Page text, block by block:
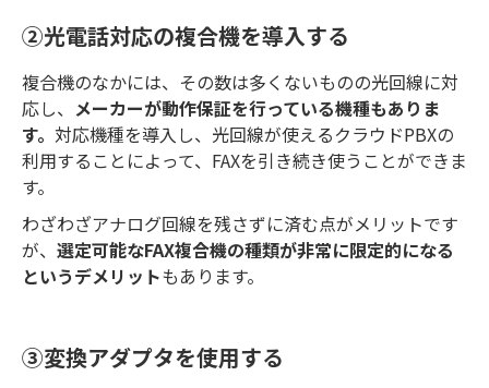
②光電話対応の複合機を導入する
複合機のなかには、その数は多くないものの光回線に対
応し、 メーカーが動作保証を行っている機種もありま
す。 対応機種を導入し、光回線が使えるクラウドPBXの
利用することによって、FAXを引き続き使うことができま
す。
わざわざアナログ回線を残さずに済む点がメリットです
が、 選定可能なFAX複合機の種類が非常に限定的になる
というデメリットもあります。
③変換アダプタを使用する